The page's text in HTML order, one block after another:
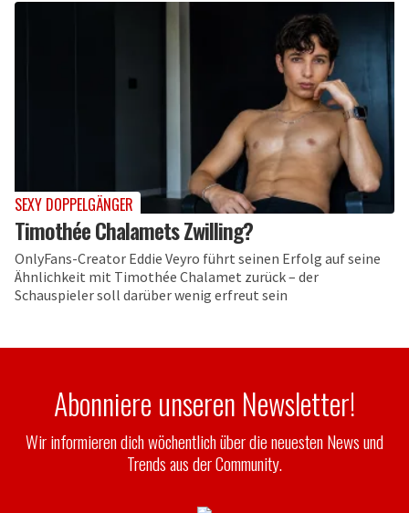
SEXY DOPPELGÄNGER
Timothée Chalamets Zwilling?
OnlyFans-Creator Eddie Veyro führt seinen Erfolg auf seine
Ähnlichkeit mit Timothée Chalamet zurück – der
Schauspieler soll darüber wenig erfreut sein
Abonniere unseren Newsletter!
Wir informieren dich wöchentlich über die neuesten News und
Trends aus der Community.